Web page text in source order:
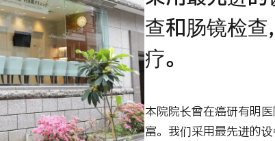
查和肠镜检
疗。
本院院长曾在癌研有明
富。我们采用最先进的